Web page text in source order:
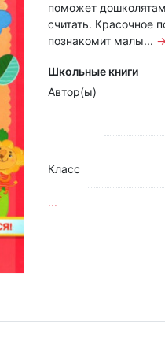
поможет дошколятам
считать. Красочное
познакомит малы... →
Школьные книги
Автор(ы)
Класс
...